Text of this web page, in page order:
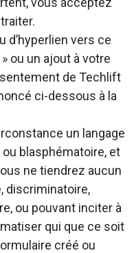
d’hyperlien vers ce
ou un ajout à votre
de Techlift
ci-dessous à la
un langage
blasphématoire, et
ne tiendrez aucun
discriminatoire,
ou pouvant inciter à
qui que ce soit
créé ou